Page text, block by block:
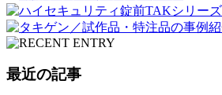
最近の記事